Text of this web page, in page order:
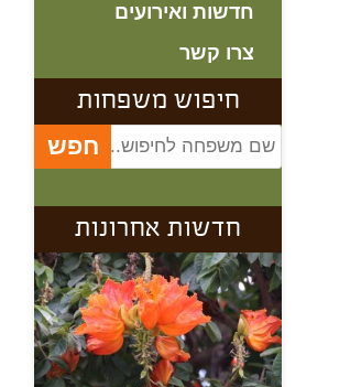
חדשות ואירועים
צרו קשר
חיפוש משפחות
חדשות אחרונות